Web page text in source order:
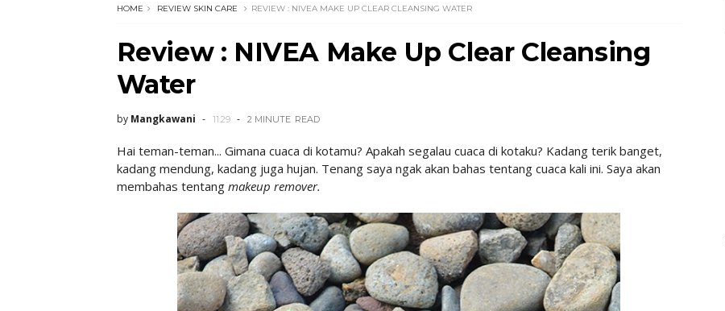
HOME REVIEW SKIN CARE REVIEW : NIVEA MAKE UP CLEAR CLEANSING WATER
Review : NIVEA Make Up Clear Cleansing
Water
by Mangkawani 11.29 2 MINUTE READ
Hai teman-teman... Gimana cuaca di kotamu? Apakah segalau cuaca di kotaku? Kadang terik banget,
kadang mendung, kadang juga hujan. Tenang saya ngak akan bahas tentang cuaca kali ini. Saya akan
membahas tentang makeup remover.